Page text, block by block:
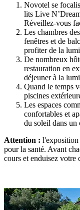
Novotel se
lits Live
Réveillez-vous
Les chambres
fenêtres et de
profiter de la
De nombreux
restauration en
déjeuner à la
Quand le temps
piscines
Les espaces
confortables et
du soleil dans un
Attention : l'exposition
pour la santé. Avant
cours et enduisez votre